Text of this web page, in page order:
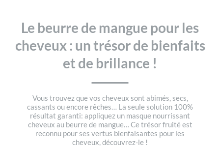
Le beurre de mangue pour les
cheveux : un trésor de bienfaits
et de brillance !
Vous trouvez que vos cheveux sont abimés, secs,
cassants ou encore rêches… La seule solution 100%
résultat garanti: appliquez un masque nourrissant
cheveux au beurre de mangue… Ce trésor fruité est
reconnu pour ses vertus bienfaisantes pour les
cheveux, découvrez-le !